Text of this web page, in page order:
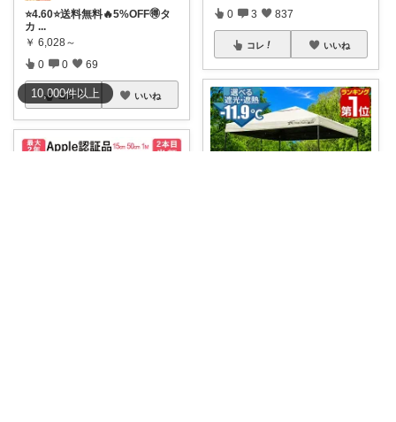
10,000件以上
⭐️4.60⭐️送料無料🔥5%OFF🉐タ
カ ...
￥ 6,028～
0 0 69
コレ いいね
0 3 837
コレ いいね